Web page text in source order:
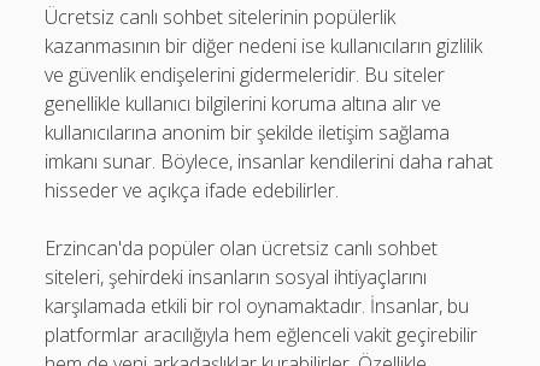
Ücretsiz canlı sohbet sitelerinin popülerlik
kazanmasının bir diğer nedeni ise kullanıcıların gizlilik
ve güvenlik endişelerini gidermeleridir. Bu siteler
genellikle kullanıcı bilgilerini koruma altına alır ve
kullanıcılarına anonim bir şekilde iletişim sağlama
imkanı sunar. Böylece, insanlar kendilerini daha rahat
hisseder ve açıkça ifade edebilirler.
Erzincan'da popüler olan ücretsiz canlı sohbet
siteleri, şehirdeki insanların sosyal ihtiyaçlarını
karşılamada etkili bir rol oynamaktadır. İnsanlar, bu
platformlar aracılığıyla hem eğlenceli vakit geçirebilir